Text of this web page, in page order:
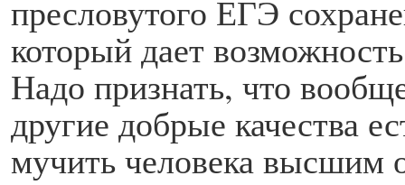
пресловутого ЕГЭ
который дает
Надо признать, что
другие добрые качества
мучить человека высшим